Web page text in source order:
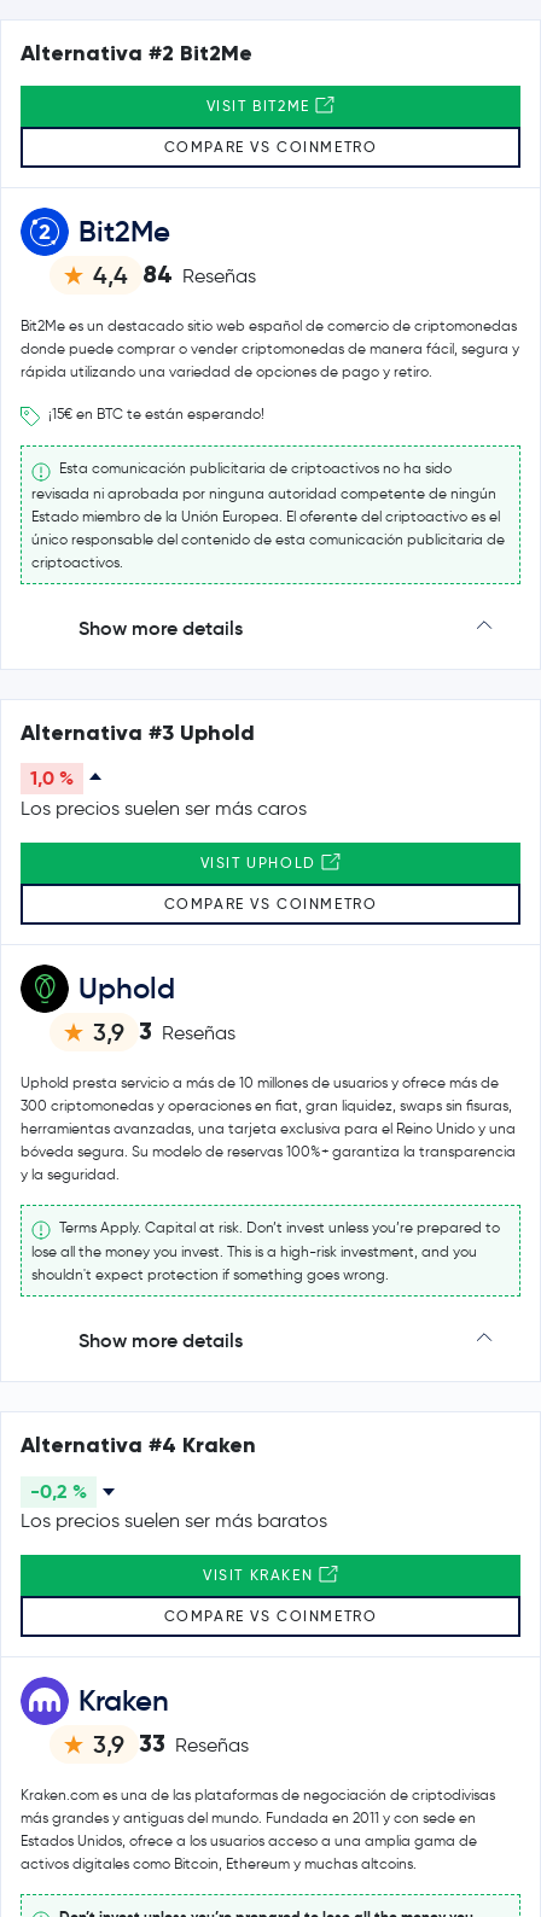
Bit2Me
4,4 84 Reseñas
Bit2Me es un destacado sitio web español de comercio de criptomonedas
donde puede comprar o vender criptomonedas de manera fácil, segura y
rápida utilizando una variedad de opciones de pago y retiro.
¡15€ en BTC te están esperando!
Esta comunicación publicitaria de criptoactivos no ha sido
revisada ni aprobada por ninguna autoridad competente de ningún
Estado miembro de la Unión Europea. El oferente del criptoactivo es el
único responsable del contenido de esta comunicación publicitaria de
criptoactivos.
Show more details
Alternativa #2 Bit2Me
VISIT BIT2ME
COMPARE VS COINMETRO
Uphold
3,9 3 Reseñas
Uphold presta servicio a más de 10 millones de usuarios y ofrece más de
300 criptomonedas y operaciones en fiat, gran liquidez, swaps sin fisuras,
herramientas avanzadas, una tarjeta exclusiva para el Reino Unido y una
bóveda segura. Su modelo de reservas 100%+ garantiza la transparencia
y la seguridad.
Terms Apply. Capital at risk. Don’t invest unless you’re prepared to
lose all the money you invest. This is a high-risk investment, and you
shouldn't expect protection if something goes wrong.
Show more details
Alternativa #3 Uphold
1,0 %
Los precios suelen ser más caros
VISIT UPHOLD
COMPARE VS COINMETRO
Kraken
3,9 33 Reseñas
Kraken.com es una de las plataformas de negociación de criptodivisas
más grandes y antiguas del mundo. Fundada en 2011 y con sede en
Estados Unidos, ofrece a los usuarios acceso a una amplia gama de
activos digitales como Bitcoin, Ethereum y muchas altcoins.
Alternativa #4 Kraken
-0,2 %
Los precios suelen ser más baratos
VISIT KRAKEN
COMPARE VS COINMETRO